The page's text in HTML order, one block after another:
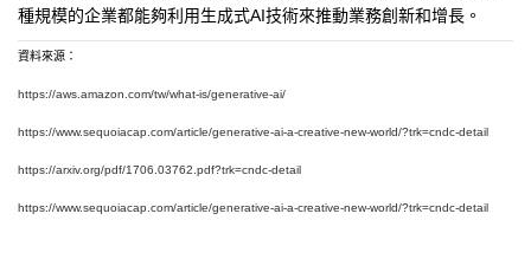
種規模的企業都能夠利用生成式AI技術來推動業務創新和增長。
資料來源：
https://aws.amazon.com/tw/what-is/generative-ai/
https://www.sequoiacap.com/article/generative-ai-a-creative-new-world/?trk=cndc-detail
https://arxiv.org/pdf/1706.03762.pdf?trk=cndc-detail
https://www.sequoiacap.com/article/generative-ai-a-creative-new-world/?trk=cndc-detail